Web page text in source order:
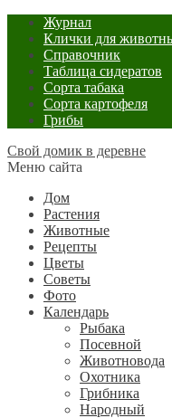
Журнал
Клички для
Справочник
Таблица сидератов
Сорта табака
Сорта картофеля
Грибы
Свой домик в деревне
Меню сайта
Дом
Растения
Животные
Рецепты
Цветы
Советы
Фото
Календарь
Рыбака
Посевной
Животновода
Охотника
Грибника
Народный